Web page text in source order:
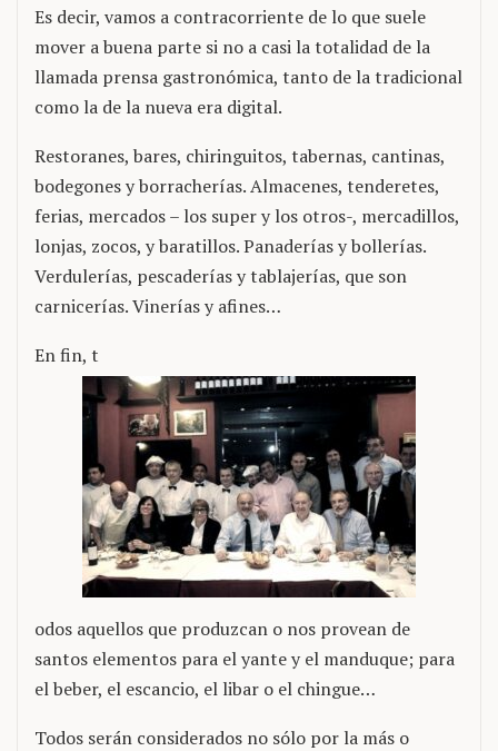
Es decir, vamos a contracorriente de lo que suele
mover a buena parte si no a casi la totalidad de la
llamada prensa gastronómica, tanto de la tradicional
como la de la nueva era digital.
Restoranes, bares, chiringuitos, tabernas, cantinas,
bodegones y borracherías. Almacenes, tenderetes,
ferias, mercados – los super y los otros-, mercadillos,
lonjas, zocos, y baratillos. Panaderías y bollerías.
Verdulerías, pescaderías y tablajerías, que son
carnicerías. Vinerías y afines…
En fin, t
odos aquellos que produzcan o nos provean de
santos elementos para el yante y el manduque; para
el beber, el escancio, el libar o el chingue…
Todos serán considerados no sólo por la más o